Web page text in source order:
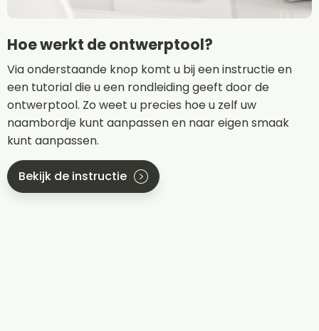
Hoe werkt de ontwerptool?
Via onderstaande knop komt u bij een instructie en
een tutorial die u een rondleiding geeft door de
ontwerptool. Zo weet u precies hoe u zelf uw
naambordje kunt aanpassen en naar eigen smaak
kunt aanpassen.
Bekijk de instructie